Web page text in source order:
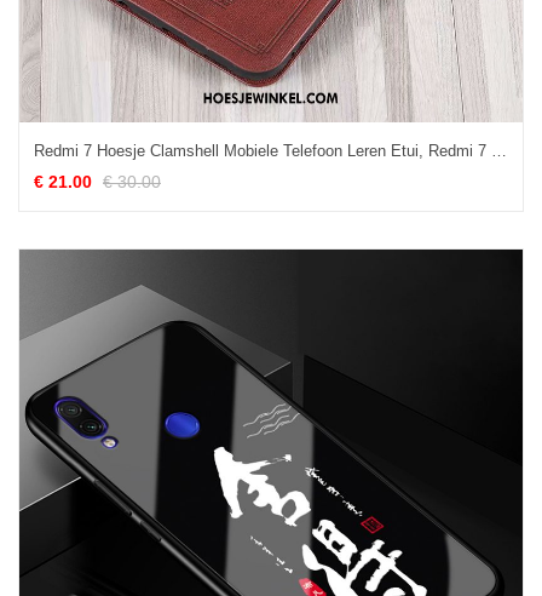
Redmi 7 Hoesje Clamshell Mobiele Telefoon Leren Etui, Redmi 7 Hoesje All Inclusive Anti-fall Braun Beige
€ 21.00 € 30.00